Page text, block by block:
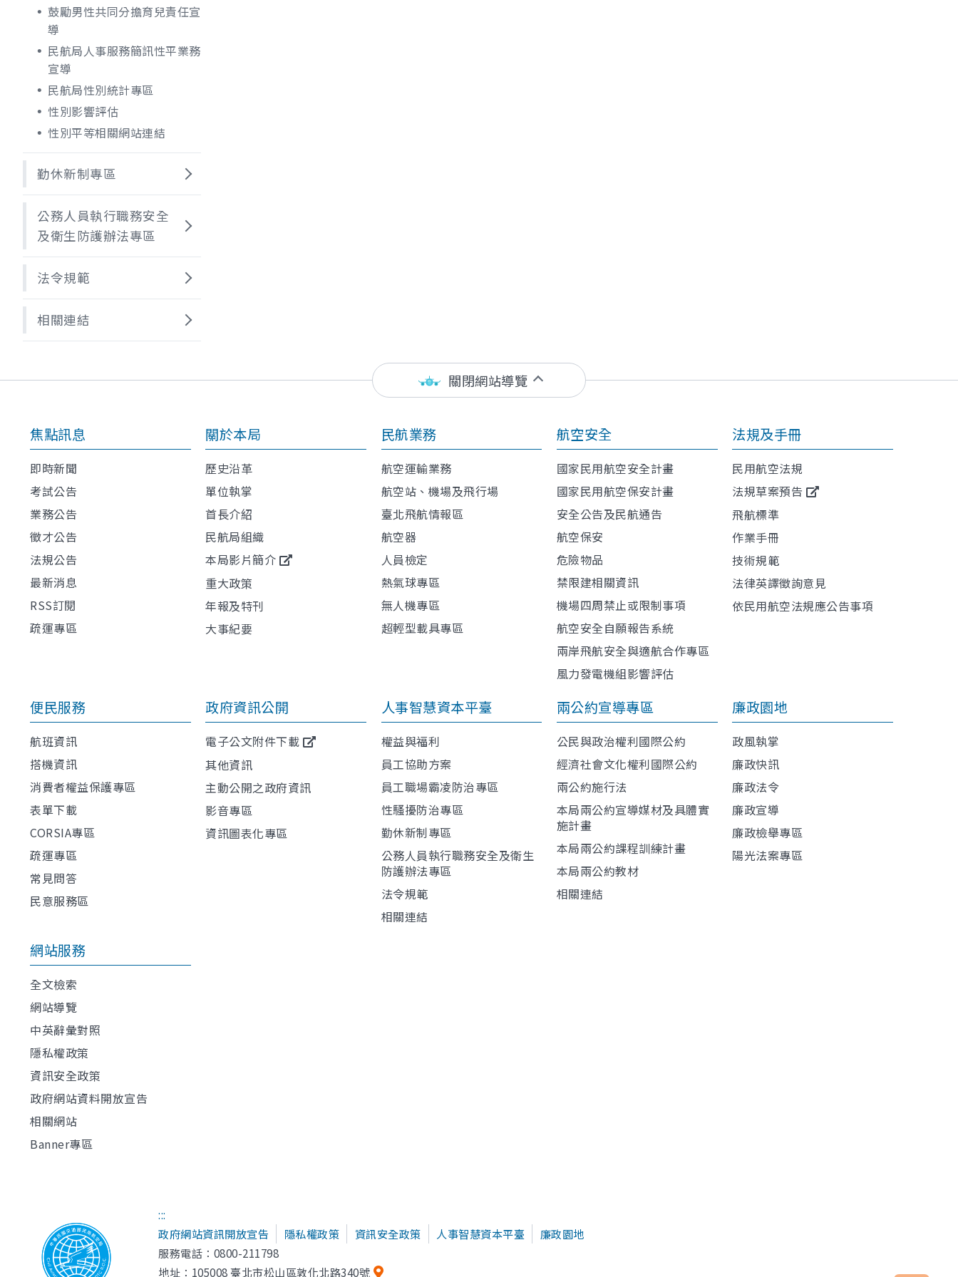
鼓勵男性共同分擔育兒責任宣
導
民航局人事服務簡訊性平業務
宣導
民航局性別統計專區
性別影響評估
性別平等相關網站連結
勤休新制專區
公務人員執行職務安全
及衛生防護辦法專區
法令規範
相關連結
關閉網站導覽
焦點訊息
即時新聞
考試公告
業務公告
徵才公告
法規公告
最新消息
RSS訂閱
疏運專區
關於本局
歷史沿革
單位執掌
首長介紹
民航局組織
本局影片簡介
重大政策
年報及特刊
大事紀要
民航業務
航空運輸業務
航空站、機場及飛行場
臺北飛航情報區
航空器
人員檢定
熱氣球專區
無人機專區
超輕型載具專區
航空安全
國家民用航空安全計畫
國家民用航空保安計畫
安全公告及民航通告
航空保安
危險物品
禁限建相關資訊
機場四周禁止或限制事項
航空安全自願報告系統
兩岸飛航安全與適航合作專區
風力發電機組影響評估
法規及手冊
民用航空法規
法規草案預告
飛航標準
作業手冊
技術規範
法律英譯徵詢意見
依民用航空法規應公告事項
便民服務
航班資訊
搭機資訊
消費者權益保護專區
表單下載
CORSIA專區
疏運專區
常見問答
民意服務區
政府資訊公開
電子公文附件下載
其他資訊
主動公開之政府資訊
影音專區
資訊圖表化專區
人事智慧資本平臺
權益與福利
員工協助方案
員工職場霸凌防治專區
性騷擾防治專區
勤休新制專區
公務人員執行職務安全及衛生
防護辦法專區
法令規範
相關連結
兩公約宣導專區
公民與政治權利國際公約
經濟社會文化權利國際公約
兩公約施行法
本局兩公約宣導媒材及具體實
施計畫
本局兩公約課程訓練計畫
本局兩公約教材
相關連結
廉政園地
政風執掌
廉政快訊
廉政法令
廉政宣導
廉政檢舉專區
陽光法案專區
網站服務
全文檢索
網站導覽
中英辭彙對照
隱私權政策
資訊安全政策
政府網站資料開放宣告
相關網站
Banner專區
:::
政府網站資訊開放宣告
隱私權政策 資訊安全政策 人事智慧資本平臺
廉政園地
服務電話：0800-211798
地址： 105008 臺北市松山區敦化北路340號